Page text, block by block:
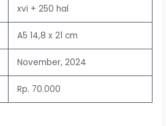
xvi + 250 hal
A5 14,8 x 21 cm
November, 2024
Rp. 70.000